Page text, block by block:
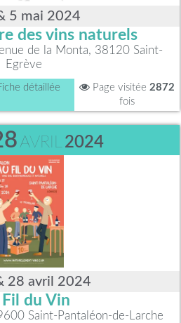
5 mai 2024
des vins naturels
de la Monta, 38120 Saint-
Egrève
détaillée Page visitée 2872
fois
AVRIL 2024
28 avril 2024
du Vin
Saint-Pantaléon-de-Larche